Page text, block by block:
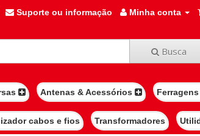
Suporte ou informação Minha conta
Busca
Antenas & Acessórios
cabos e fios Transformadores